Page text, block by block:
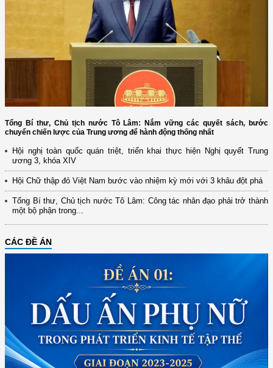
Tổng Bí thư, Chủ tịch nước Tô Lâm: Nắm vững các quyết sách, bước
chuyển chiến lược của Trung ương để hành động thống nhất
Hội nghị toàn quốc quán triệt, triển khai thực hiện Nghị quyết Trung
ương 3, khóa XIV
Hội Chữ thập đỏ Việt Nam bước vào nhiệm kỳ mới với 3 khâu đột phá
Tổng Bí thư, Chủ tịch nước Tô Lâm: Công tác nhân đạo phải trở thành
một bộ phận trong...
CÁC ĐỀ ÁN